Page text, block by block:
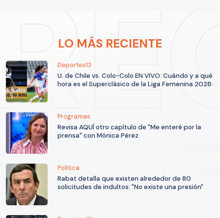
LO MÁS RECIENTE
Deportes13
U. de Chile vs. Colo-Colo EN VIVO: Cuándo y a qué
hora es el Superclásico de la Liga Femenina 2026
Programas
Revisa AQUÍ otro capítulo de "Me enteré por la
prensa" con Mónica Pérez
Política
Rabat detalla que existen alrededor de 80
solicitudes de indultos: "No existe una presión"